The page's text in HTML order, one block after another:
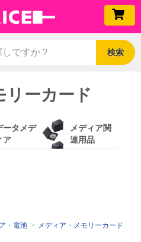
検索
リーカード
ータメデ
ア
メディア関
連用品
・電池 メディア・メモリーカード